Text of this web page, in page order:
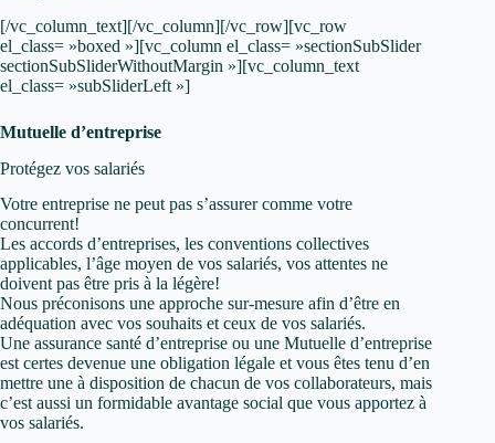
[/vc_column_text][/vc_column][/vc_row][vc_row
el_class= »boxed »][vc_column el_class= »sectionSubSlider
sectionSubSliderWithoutMargin »][vc_column_text
el_class= »subSliderLeft »]
Mutuelle d’entreprise
Protégez vos salariés
Votre entreprise ne peut pas s’assurer comme votre
concurrent!
Les accords d’entreprises, les conventions collectives
applicables, l’âge moyen de vos salariés, vos attentes ne
doivent pas être pris à la légère!
Nous préconisons une approche sur-mesure afin d’être en
adéquation avec vos souhaits et ceux de vos salariés.
Une assurance santé d’entreprise ou une Mutuelle d’entreprise
est certes devenue une obligation légale et vous êtes tenu d’en
mettre une à disposition de chacun de vos collaborateurs, mais
c’est aussi un formidable avantage social que vous apportez à
vos salariés.